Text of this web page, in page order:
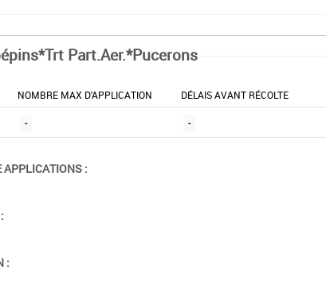
Part.Aer.*Pucerons
NOMBRE MAX D'APPLICATION DÉLAIS AVANT RÉCOLTE
- -
APPLICATIONS :
: